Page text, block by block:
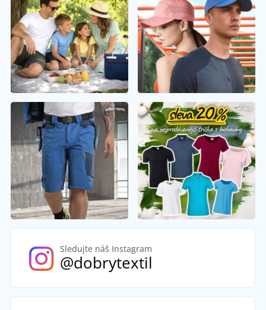
Sledujte náš Instagram
@dobrytextil